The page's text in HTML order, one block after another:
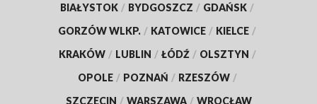
BIAŁYSTOK / BYDGOSZCZ / GDAŃSK /
GORZÓW WLKP. / KATOWICE / KIELCE /
KRAKÓW / LUBLIN / ŁÓDŹ / OLSZTYN /
OPOLE / POZNAŃ / RZESZÓW /
SZCZECIN / WARSZAWA / WROCŁAW